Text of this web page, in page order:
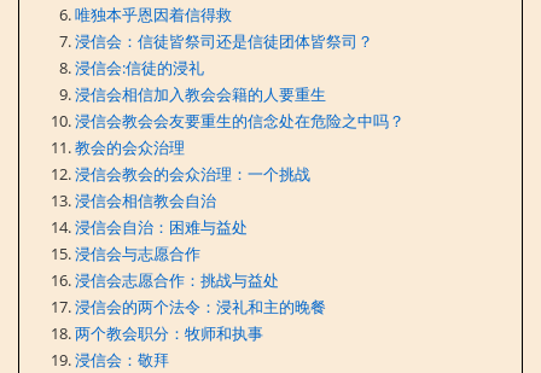
唯独本乎恩因着信得救
浸信会：信徒皆祭司还是信徒团体皆祭司？
浸信会:信徒的浸礼
浸信会相信加入教会会籍的人要重生
浸信会教会会友要重生的信念处在危险之中吗？
教会的会众治理
浸信会教会的会众治理：一个挑战
浸信会相信教会自治
浸信会自治：困难与益处
浸信会与志愿合作
浸信会志愿合作：挑战与益处
浸信会的两个法令：浸礼和主的晚餐
两个教会职分：牧师和执事
浸信会：敬拜